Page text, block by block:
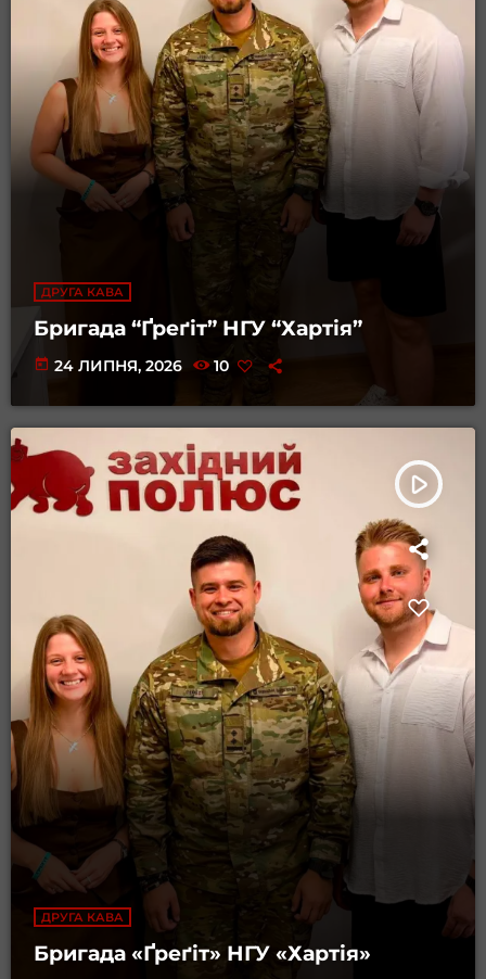
ДРУГА КАВА
Бригада “Ґреґіт” НГУ “Хартія”
today 24 ЛИПНЯ, 2026 10
play_arrow
ДРУГА КАВА
Бригада «Ґреґіт» НГУ «Хартія»